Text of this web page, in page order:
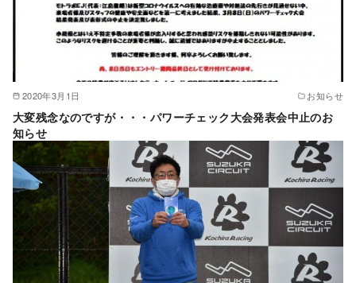
2020年3月1日 お知らせ
大変残念なのですが・・・パワーチェック大会発表会中止のお
知らせ